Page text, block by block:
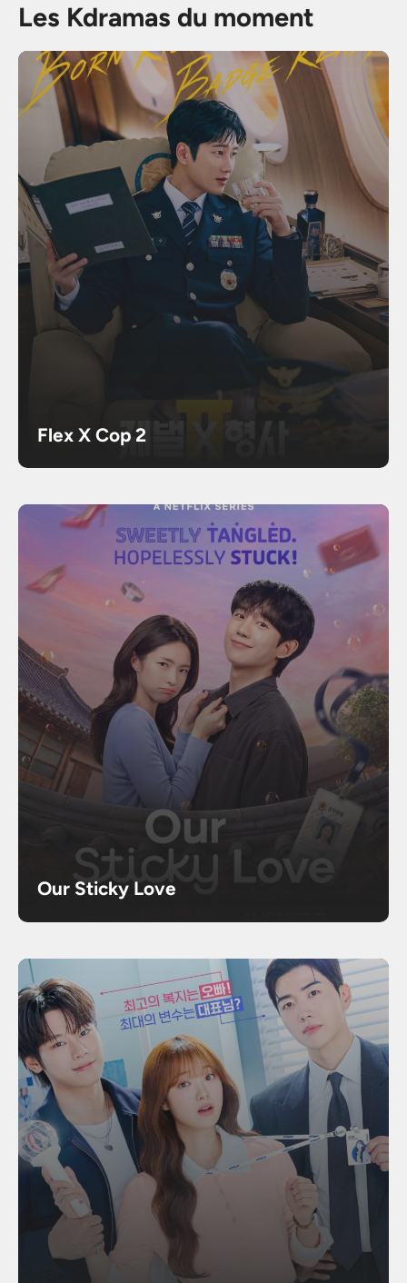
Les Kdramas du moment
Flex X Cop 2
Our Sticky Love